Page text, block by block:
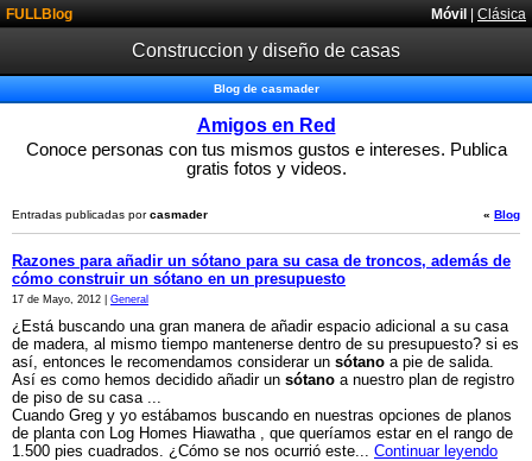
Móvil | Clásica
FULLBlog
Construccion y diseño de casas
Blog de casmader
Amigos en Red
Conoce personas con tus mismos gustos e intereses. Publica
gratis fotos y videos.
« Blog
Entradas publicadas por casmader
Razones para añadir un sótano para su casa de troncos, además de
cómo construir un sótano en un presupuesto
17 de Mayo, 2012 | General
¿Está buscando una gran manera de añadir espacio adicional a su casa
de madera, al mismo tiempo mantenerse dentro de su presupuesto? si es
así, entonces le recomendamos considerar un sótano a pie de salida.
Así es como hemos decidido añadir un sótano a nuestro plan de registro
de piso de su casa ...
Cuando Greg y yo estábamos buscando en nuestras opciones de planos
de planta con Log Homes Hiawatha , que queríamos estar en el rango de
1.500 pies cuadrados. ¿Cómo se nos ocurrió este... Continuar leyendo